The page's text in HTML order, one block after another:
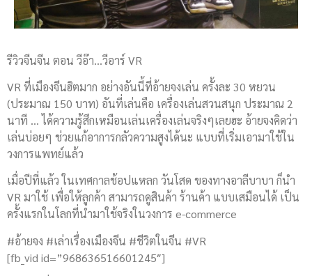
รีวิวจีนจีน ตอน วีอ๊า…วีอาร์ VR
VR ที่เมืองจีนฮิตมาก อย่างอันนี้ที่อ้ายจงเล่น ครั้งละ 30 หยวน
(ประมาณ 150 บาท) อันที่เล่นคือ เครื่องเล่นสวนสนุก ประมาณ 2
นาที … ได้ความรู้สึกเหมือนเล่นเครื่องเล่นจริงๆเลยฮะ อ้ายจงคิดว่า
เล่นบ่อยๆ ช่วยแก้อาการกลัวความสูงได้นะ แบบที่เริ่มเอามาใช้ใน
วงการแพทย์แล้ว
เมื่อปีที่แล้ว ในเทศกาลช้อปแหลก วันโสด ของทางอาลีบาบา ก็นำ
VR มาใช้ เพื่อให้ลูกค้า สามารถดูสินค้า ร้านค้า แบบเสมือนได้ เป็น
ครั้งแรกในโลกที่นำมาใช้จริงในวงการ e-commerce
#อ้ายจง #เล่าเรื่องเมืองจีน #ชีวิตในจีน #VR
[fb_vid id=”968636516601245″]